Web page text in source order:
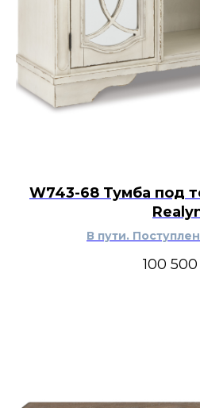
W743-68 Тумба под
В пути.
100 500